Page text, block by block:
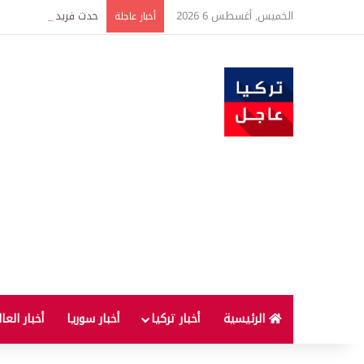
الخميس, أغسطس 6 2026 أخبار عاجلة حدث فريد من نوعه بين
الرئيسية أخبار تركيا أخبار سوريا أخبار